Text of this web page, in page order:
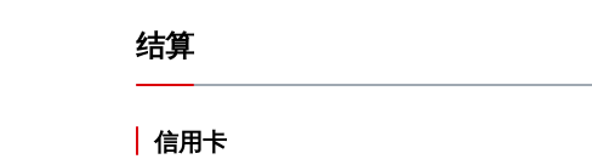
结算
信用卡